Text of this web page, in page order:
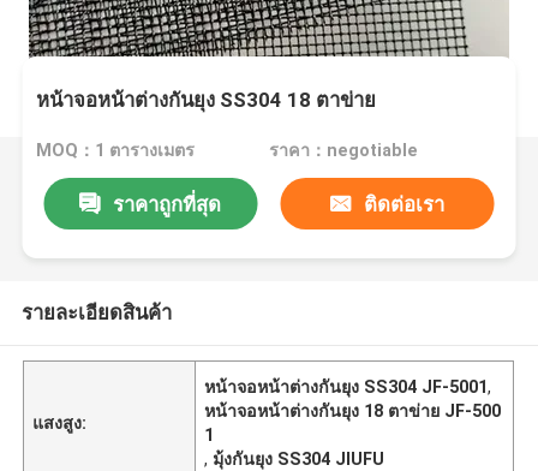
หน้าจอหน้าต่างกันยุง SS304 18 ตาข่าย
MOQ：1 ตารางเมตร ราคา：negotiable
ราคาถูกที่สุด ติดต่อเรา
รายละเอียดสินค้า
แสงสูง:
หน้าจอหน้าต่างกันยุง SS304 JF-5001,
หน้าจอหน้าต่างกันยุง 18 ตาข่าย JF-500
1
, มุ้งกันยุง SS304 JIUFU